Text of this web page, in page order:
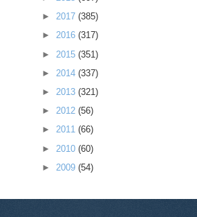
► 2017 (385)
► 2016 (317)
► 2015 (351)
► 2014 (337)
► 2013 (321)
► 2012 (56)
► 2011 (66)
► 2010 (60)
► 2009 (54)